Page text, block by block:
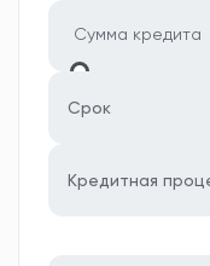
Срок
Кредитная